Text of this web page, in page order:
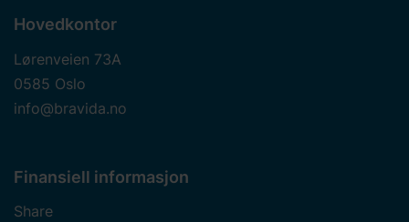
Hovedkontor
Lørenveien 73A
0585 Oslo
info@bravida.no
Finansiell informasjon
Share